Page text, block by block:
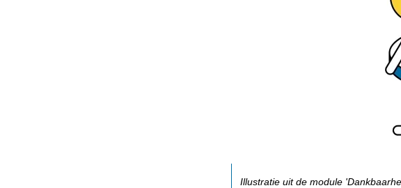
Illustratie uit de module